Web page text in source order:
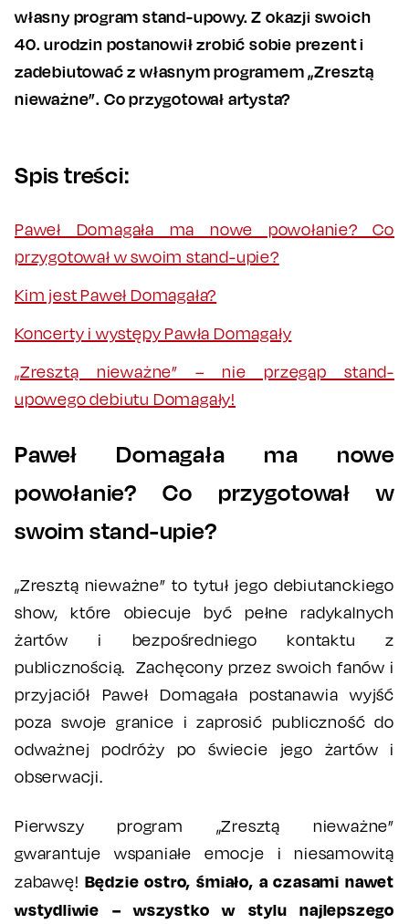
własny program stand-upowy. Z okazji swoich
40. urodzin postanowił zrobić sobie prezent i
zadebiutować z własnym programem „Zresztą
nieważne”. Co przygotował artysta?
Spis treści:
Paweł Domagała ma nowe powołanie? Co
przygotował w swoim stand-upie?
Kim jest Paweł Domagała?
Koncerty i występy Pawła Domagały
„Zresztą nieważne” – nie przegap stand-
upowego debiutu Domagały!
Paweł Domagała ma nowe
powołanie? Co przygotował w
swoim stand-upie?
„Zresztą nieważne” to tytuł jego debiutanckiego
show, które obiecuje być pełne radykalnych
żartów i bezpośredniego kontaktu z
publicznością. Zachęcony przez swoich fanów i
przyjaciół Paweł Domagała postanawia wyjść
poza swoje granice i zaprosić publiczność do
odważnej podróży po świecie jego żartów i
obserwacji.
Pierwszy program „Zresztą nieważne”
gwarantuje wspaniałe emocje i niesamowitą
zabawę! Będzie ostro, śmiało, a czasami nawet
wstydliwie – wszystko w stylu najlepszego